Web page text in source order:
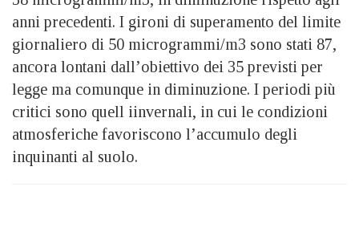
anni precedenti. I gironi di superamento del limite
giornaliero di 50 microgrammi/m3 sono stati 87,
ancora lontani dall’obiettivo dei 35 previsti per
legge ma comunque in diminuzione. I periodi più
critici sono quell iinvernali, in cui le condizioni
atmosferiche favoriscono l’accumulo degli
inquinanti al suolo.